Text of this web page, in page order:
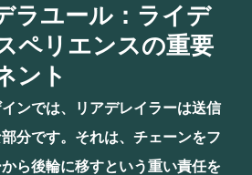
ラユール：ライデ
ペリエンスの重要
ント
ンでは、リアデレイラーは送信
分です。それは、チェーンをフ
ら後輪に移すという重い責任を